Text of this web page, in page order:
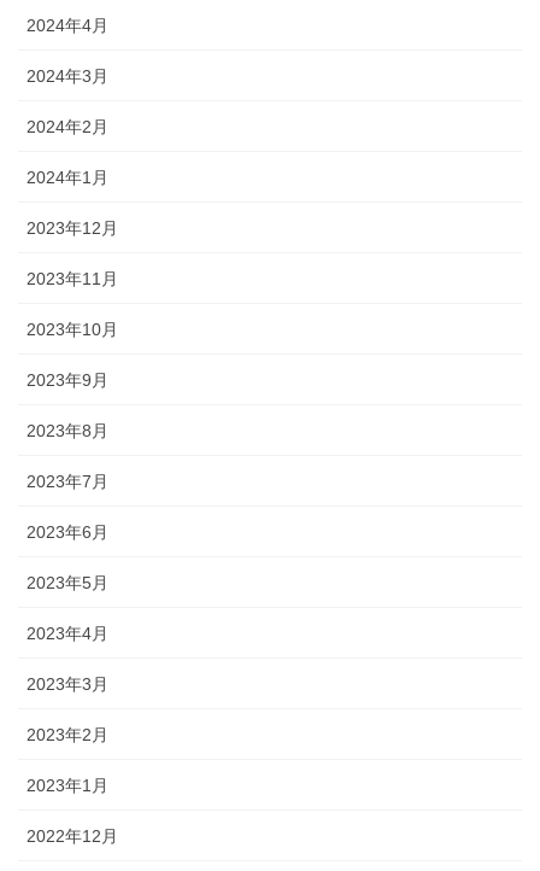
2024年4月
2024年3月
2024年2月
2024年1月
2023年12月
2023年11月
2023年10月
2023年9月
2023年8月
2023年7月
2023年6月
2023年5月
2023年4月
2023年3月
2023年2月
2023年1月
2022年12月